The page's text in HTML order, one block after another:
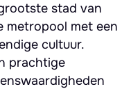
stad van
metropool met een
cultuur.
prachtige